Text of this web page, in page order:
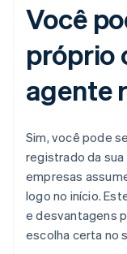
Você
próprio
agente
Sim, você pode
registrado da sua
empresas
logo no início.
e desvantagens
escolha certa no